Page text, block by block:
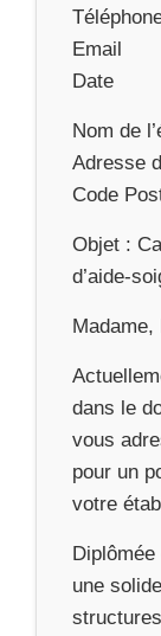
Email
Date
Nom de
Adresse
Code
Objet :
d’aide-
Madame,
dans le
vous
pour un
votre
Diplômée
une